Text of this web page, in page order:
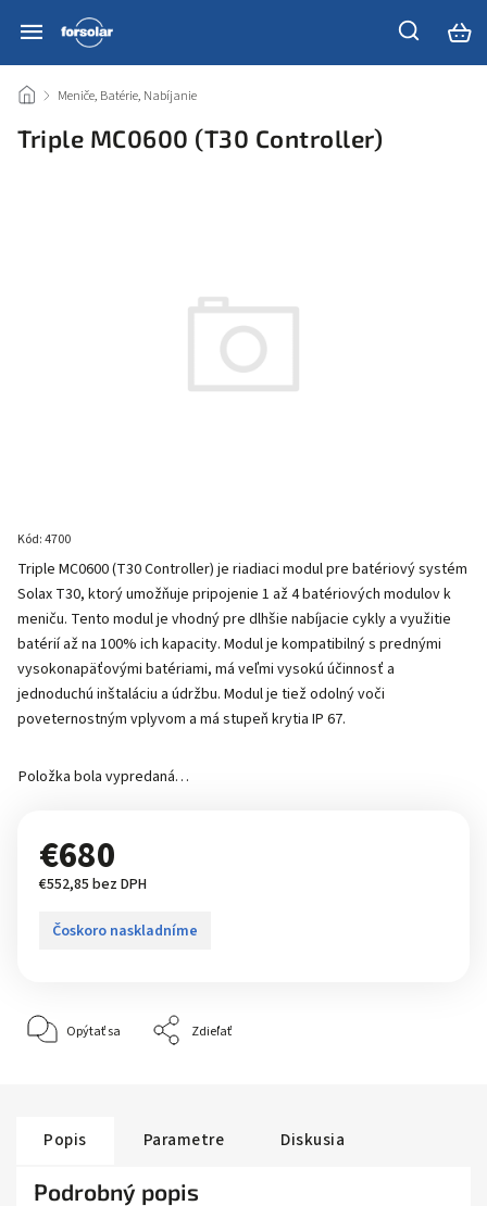
/ Meniče, Batérie, Nabíjanie
Triple MC0600 (T30 Controller)
Kód:4700
Triple MC0600 (T30 Controller) je riadiaci modul pre batériový systém
Solax T30, ktorý umožňuje pripojenie 1 až 4 batériových modulov k
meniču. Tento modul je vhodný pre dlhšie nabíjacie cykly a využitie
batérií až na 100% ich kapacity. Modul je kompatibilný s prednými
vysokonapäťovými batériami, má veľmi vysokú účinnosť a
jednoduchú inštaláciu a údržbu. Modul je tiež odolný voči
poveternostným vplyvom a má stupeň krytia IP 67.
Položka bola vypredaná…
€680
€552,85 bez DPH
Čoskoro naskladníme
Opýtať sa Zdieľať
Popis Parametre Diskusia
Podrobný popis